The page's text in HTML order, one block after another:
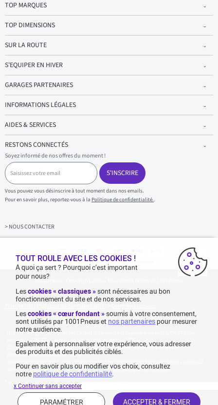
TOP MARQUES
TOP DIMENSIONS
SUR LA ROUTE
S'EQUIPER EN HIVER
GARAGES PARTENAIRES
INFORMATIONS LÉGALES
AIDES & SERVICES
RESTONS CONNECTÉS
Soyez informé de nos offres du moment !
S
a
i
s
i
s
z
v
S'INSCRIRE
Vous pouvez vous désinscrire à tout moment dans nos emails.
Pour en savoir plus, reportez-vous à la Politique de confidentialité..
> NOUS CONTACTER
Achats & paiements 100% sécurisés
1001pneus - Copyright 2026 - Tous droits réservés 1001Pneus
Livraison gratuite : pour tout achat d'un montant supérieur ou égal à 70€ TTC (en-
dessous de 70€ TTC, les frais de livraison sont de 7,90€ TTC).
Tarif catalogue manufacturier en vigueur non remisé. Ne reflète pas le tarif
généralement constaté sur le site.
Agrégation des notes Avis Vérifiés constatées le 23/02/2026 basé sur 468 avis sur les 12
derniers mois et un total de 623 avis depuis le 03/06/2022 pour la Belgique.
* Voir conditions des offres commerciales en
TOUT ROULE AVEC LES COOKIES !
A quoi ça sert ? Pourquoi c’est important
pour nous?
Lescookies « classiques »sont nécessaires au bon
fonctionnement du site et de nos services.
Lescookies « cœur fondant » soumis à votre consentement,
sont utilisés par 1001Pneus et nos partenaires pour mesurer
notre audience.
Egalement à personnaliser votre expérience, vous adresser
des produits et des publicités ciblés.
Pour en savoir plus ou modifier vos choix, consultez
notre politique de confidentialité.
ACCEPTER & FERMER
PARAMÉTRER
x Continuer sans accepter